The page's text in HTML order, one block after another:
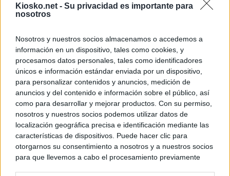
Kiosko.net - Su privacidad es importante para
nosotros
Nosotros y nuestros socios almacenamos o accedemos a
información en un dispositivo, tales como cookies, y
procesamos datos personales, tales como identificadores
únicos e información estándar enviada por un dispositivo,
para personalizar contenidos y anuncios, medición de
anuncios y del contenido e información sobre el público, así
como para desarrollar y mejorar productos. Con su permiso,
nosotros y nuestros socios podemos utilizar datos de
localización geográfica precisa e identificación mediante las
características de dispositivos. Puede hacer clic para
otorgarnos su consentimiento a nosotros y a nuestros socios
para que llevemos a cabo el procesamiento previamente